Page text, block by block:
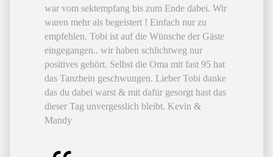
war vom sektempfang bis zum Ende dabei. Wir
waren mehr als begeistert ! Einfach nur zu
empfehlen. Tobi ist auf die Wünsche der Gäste
eingegangen.. wir haben schlichtweg nur
positives gehört. Selbst die Oma mit fast 95 hat
das Tanzbein geschwungen. Lieber Tobi danke
das du dabei warst & mit dafür gesorgt hast das
dieser Tag unvergesslich bleibt. Kevin &
Mandy